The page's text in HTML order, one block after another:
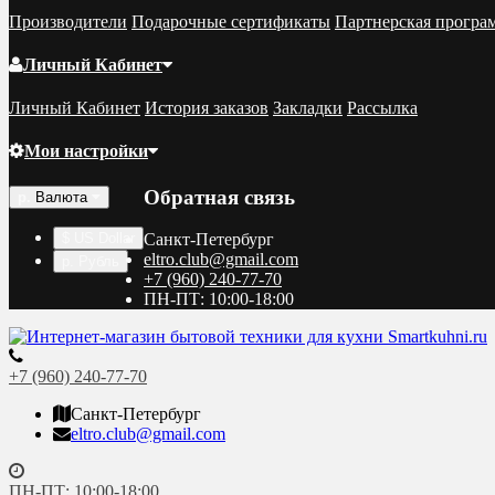
Производители Подарочные сертификаты Партнерская
Личный Кабинет
Личный Кабинет История заказов Закладки Рассылка
Мои настройки
Валюта Обратная связь
Санкт-Петербург
eltro.club@gmail.com
+7 (960) 240-77-70
ПН-ПТ: 10:00-18:00
+7 (960) 240-77-70
Санкт-Петербург
eltro.club@gmail.com